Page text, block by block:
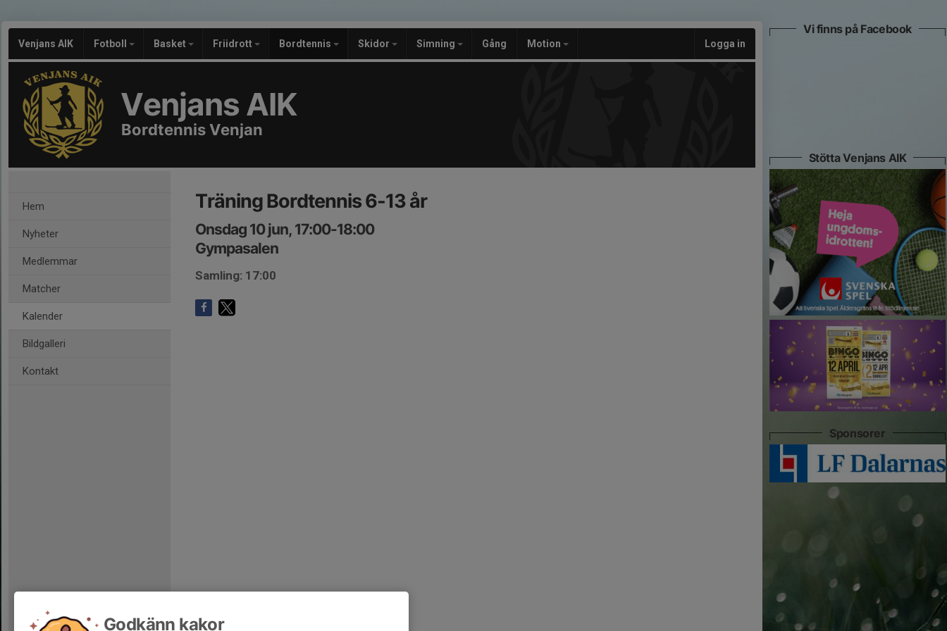
Venjans AIK Fotboll Basket Friidrott Bordtennis Skidor Simning Gång Motion Logga in
Venjans AIK
Bordtennis Venjan
Hem
Nyheter
Medlemmar
Matcher
Kalender
Bildgalleri
Kontakt
Träning Bordtennis 6-13 år
Onsdag 10 jun, 17:00-18:00
Gympasalen
Samling: 17:00
Vi finns på Facebook
Stötta Venjans AIK
Sponsorer
Godkänn kakor